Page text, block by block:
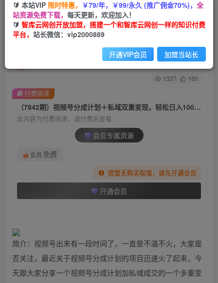
（7842期）视频号分成计划＋私域双重变现，轻
松日入1000＋，无任何门槛，小白轻松上手
关注 私信
1337 160
（7842期）视频号分成计划＋私域双重变现，轻松日入1000＋，无任何门槛，小白轻松上手
此内容为付费阅读，请付费后查看
会员专属资源
会员 免费
您暂无购买权限，请先开通会员
开通会员
付费阅读
简介：视频号出来有一段时间了，一直是不温不火，大家是
否关注，最近关于视频号分成计划的项目迅速火了起来，今
天跟大家分享一个视频号分成计划加私域成交的一个多重变
🔰 本站VIP 限时特惠， ￥79/年，￥99/永久 (推广佣金70%)， 全
站资源免费下载， 每天更新，欢迎加入！
🔰 智库云网创开放加盟，搭建一个和智库云网创一样的知识付费
平台， 站长微信：vip2000889
开通VIP会员 加盟当站长